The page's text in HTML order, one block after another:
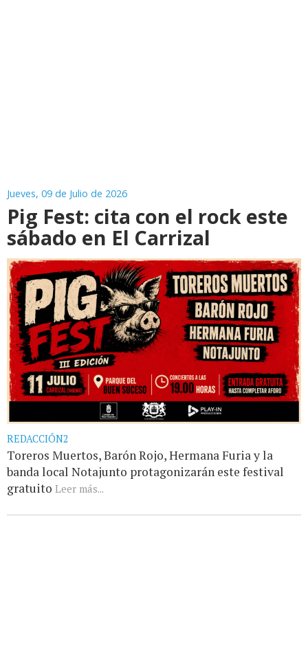
Jueves, 09 de Julio de 2026
Pig Fest: cita con el rock este
sábado en El Carrizal
REDACCIÓN2
Toreros Muertos, Barón Rojo, Hermana Furia y la
banda local Notajunto protagonizarán este festival
gratuito Leer más...